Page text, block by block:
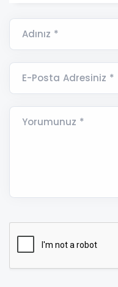
Adınız *
E-Posta Adresiniz *
Yorumunuz *